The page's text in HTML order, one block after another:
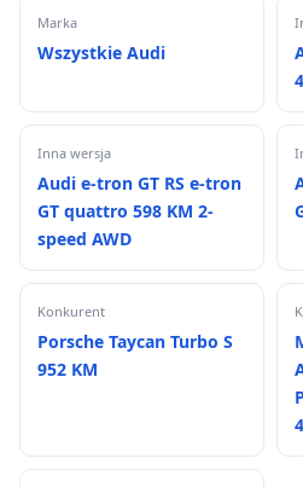
Marka
Wszystkie Audi
Inna wersja
Audi e-tron GT RS e-tron
GT quattro 598 KM 2-
speed AWD
Konkurent
Porsche Taycan Turbo S
952 KM